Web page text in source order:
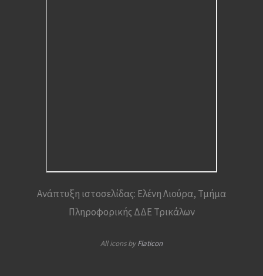
Ανάπτυξη ιστοσελίδας: Ελένη Λιούρα, Τμήμα
Πληροφορικής ΔΔΕ Τρικάλων
All icons byFlaticon